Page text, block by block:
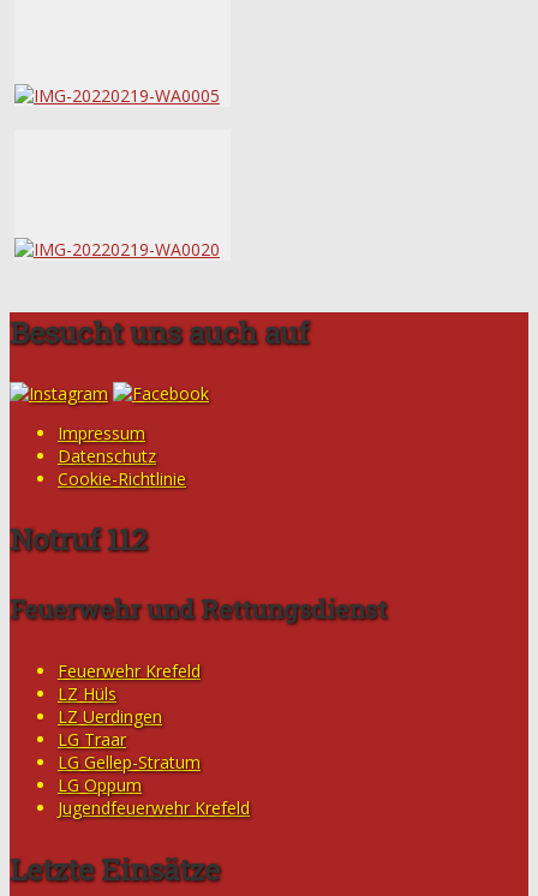
Besucht uns auch auf
Impressum
Datenschutz
Cookie-Richtlinie
Notruf 112
Feuerwehr und Rettungsdienst
Feuerwehr Krefeld
LZ Hüls
LZ Uerdingen
LG Traar
LG Gellep-Stratum
LG Oppum
Jugendfeuerwehr Krefeld
Letzte Einsätze